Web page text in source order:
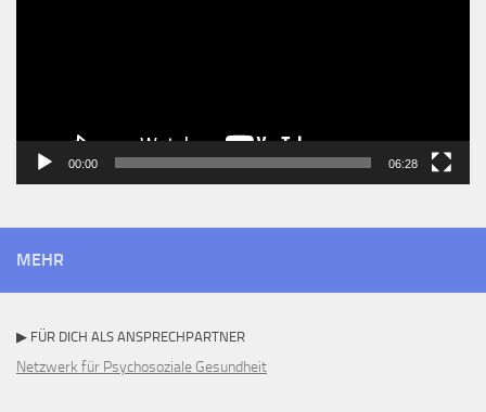
00:00 06:28
MEHR
▶ FÜR DICH ALS ANSPRECHPARTNER
Netzwerk für Psychosoziale Gesundheit